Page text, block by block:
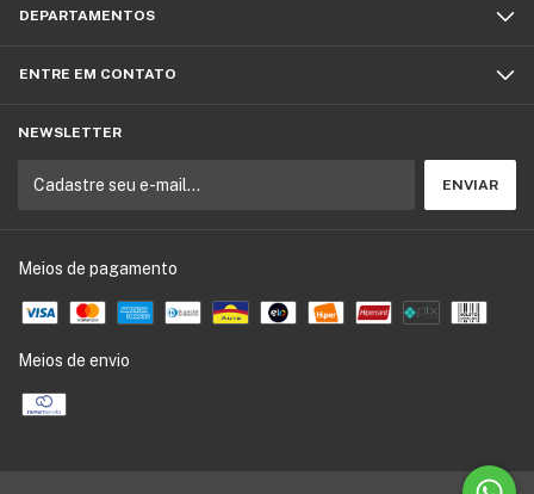
DEPARTAMENTOS
ENTRE EM CONTATO
NEWSLETTER
Meios de pagamento
Meios de envio